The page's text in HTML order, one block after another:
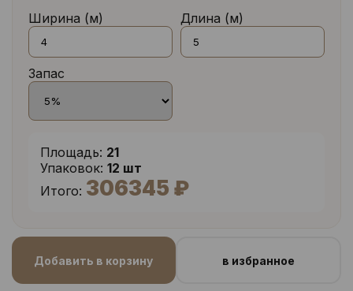
Ширина (м) Длина (м)
Запас
Площадь: 21
Упаковок: 12 шт
Итого: 306345 ₽
Добавить в корзину в избранное